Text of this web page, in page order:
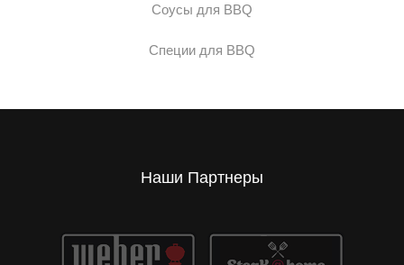
Соусы для BBQ
Специи для BBQ
Наши Партнеры